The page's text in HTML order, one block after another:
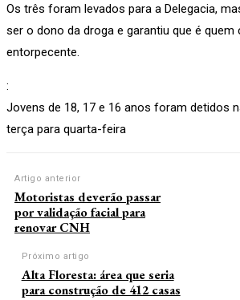
Os três foram levados para a Delegacia,
ser o dono da droga e garantiu que é quem
entorpecente.
:
Jovens de 18, 17 e 16 anos foram detidos
terça para quarta-feira
Artigo anterior
Motoristas deverão passar
por validação facial para
renovar CNH
Próximo artigo
Alta Floresta: área que seria
para construção de 412 casas